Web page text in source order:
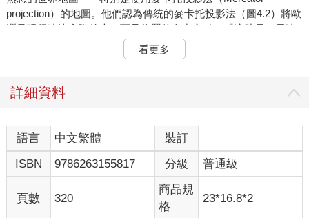
projection）的地圖。他們認為傳統的麥卡托投影法（圖4.2）將歐
洲呈現得遠比實際的大，而且位置偏向中心點，「這助長了長達
數世紀以來的歐洲帝國主義心態，也造就出對第三世界的種族偏
見」。相較之下，彼得斯投影法自詡「忠於軸線」和「忠於位
採用這種新的地圖將喚醒我們，擺脫掉麥卡托投影法所帶來的麻
如果你看過美劇《白宮風雲》（West Wing），就會知道這場會
議和這個組織⋯⋯純屬虛構。但彼得斯投影法的確存在，而且我
可以想像，專業地圖製作者看到它在全國電視網首度播出時會有
的苦澀反應。拜託你們不要用彼得斯投影法！它很醜！它也不是
什麼新鮮的玩意！忠於軸線和位置也都是虛構出來的術語！還有
很多地圖是用沒那麼扭曲的方法來作出精準的面積比較！而且大
看更多
詳細資料
語言 中文繁體
裝訂
ISBN
9786263155817 分級 普通級
頁數 320
商品規
格
23*16.8*2